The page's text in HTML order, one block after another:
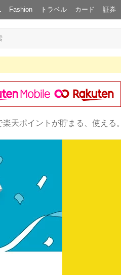
Fashion トラベル カード 証券
天ポイントが貯まる、使える。